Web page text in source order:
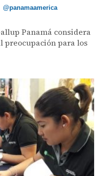
@panamaamerica
Panamá considera
preocupación para los